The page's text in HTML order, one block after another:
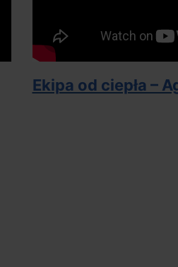
Ekipa od ciepła –